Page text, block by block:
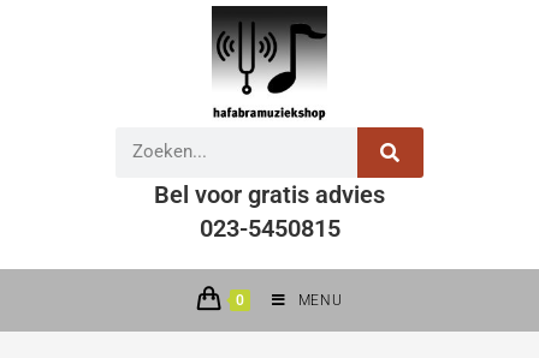
Bel voor gratis advies
023-5450815
0 MENU